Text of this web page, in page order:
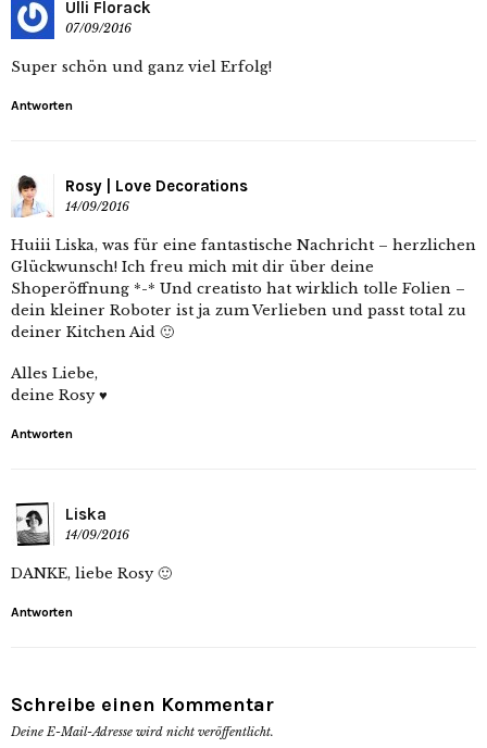
Ulli Florack
07/09/2016
Super schön und ganz viel Erfolg!
Antworten
Rosy | Love Decorations
14/09/2016
Huiii Liska, was für eine fantastische Nachricht – herzlichen
Glückwunsch! Ich freu mich mit dir über deine
Shoperöffnung *-* Und creatisto hat wirklich tolle Folien –
dein kleiner Roboter ist ja zum Verlieben und passt total zu
deiner Kitchen Aid 🙂
Alles Liebe,
deine Rosy ♥
Antworten
Liska
14/09/2016
DANKE, liebe Rosy 🙂
Antworten
Schreibe einen Kommentar
Deine E-Mail-Adresse wird nicht veröffentlicht.